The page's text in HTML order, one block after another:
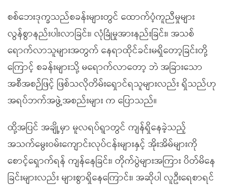
စစ်ဘေးဒုက္ခသည်စခန်းများတွင် ထောက်ပံ့ကူညီမှုများ
လွန်စွာနည်းပါးလာခြင်း၊ လုံခြုံမှုအားနည်းခြင်း၊ အသစ်
ရောက်လာသူများအတွက် နေရာထိုင်ခင်းမရှိတော့ခြင်းတို့
ကြောင့် စခန်းများသို့ မရောက်လာတော့ ဘဲ အခြားသော
အစီအစဉ်ဖြင့် ဖြစ်သလိုတိမ်းရှောင်ရသူများလည်း ရှိသည်ဟု
အရပ်ဘက်အဖွဲ့အစည်းများ က ပြောသည်။
ထို့အပြင် အချို့မှာ မူလရပ်ရွာတွင် ကျန်ရှိနေခဲ့သည့်
အသက်မွေးဝမ်းကျောင်းလုပ်ငန်းများနှင့် အိုးအိမ်များကို
စောင့်ရှောက်ရန် ကျန်နေခြင်း၊ တိုက်ပွဲများအကြား ပိတ်မိနေ
ခြင်းများလည်း များစွာရှိနေကြောင်း၊ အဆိုပါ လူဦးရေစာရင်